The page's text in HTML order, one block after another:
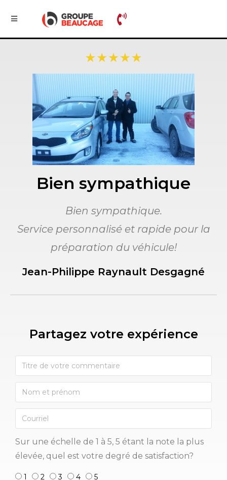
Bien sympathique
Bien sympathique.
Service personnalisé et rapide pour la
préparation du véhicule!
Jean-Philippe Raynault Desgagné
Partagez votre expérience​
Sur une échelle de 1 à 5, 5 étant la note la plus
élevée, quel est votre degré de satisfaction?
1 2 3 4 5